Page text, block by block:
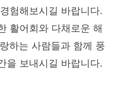
험해보시길 바랍니다.
활어회와 다채로운 해
하는 사람들과 함께 풍
을 보내시길 바랍니다.